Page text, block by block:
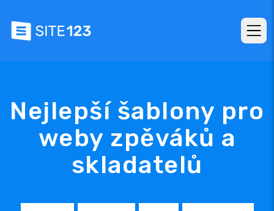
Nejlepší šablony pro
weby zpěváků a
skladatelů